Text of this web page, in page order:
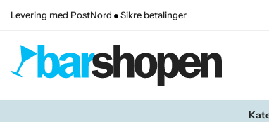
Levering med PostNord Sikre betalinger